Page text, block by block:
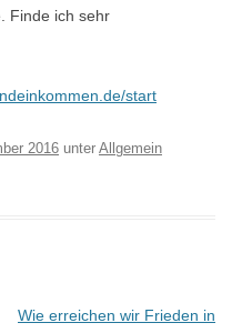
Finde ich sehr
start
2016 unter Allgemein
Wie erreichen wir Frieden in